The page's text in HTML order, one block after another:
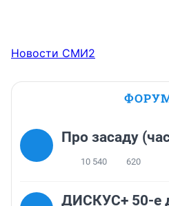
Новости СМИ2
Про засаду
10 540 620
ДИСКУС+ 50-е